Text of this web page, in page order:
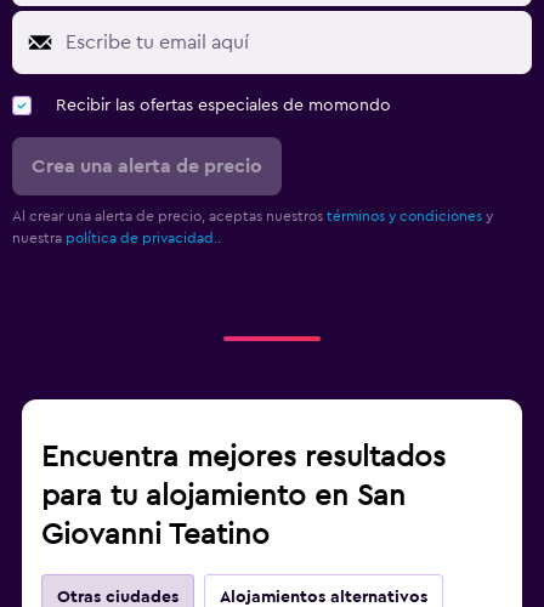
Recibir las ofertas especiales de momondo
Crea una alerta de precio
Al crear una alerta de precio, aceptas nuestros términos y condiciones y
nuestra política de privacidad.
Encuentra mejores resultados
para tu alojamiento en San
Giovanni Teatino
Otras ciudades Alojamientos alternativos